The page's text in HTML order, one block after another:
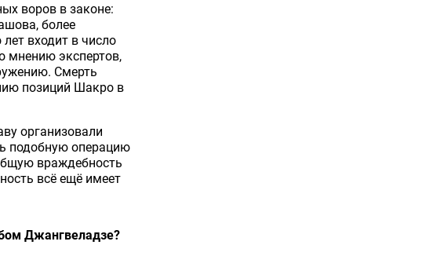
воров в законе:
более
входит в число
мнению экспертов,
Смерть
позиций Шакро в
организовали
подобную операцию
враждебность
всё ещё имеет
Джангвеладзе?